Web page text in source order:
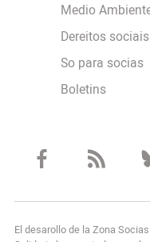
Medio
Dereitos sociais
So para socias
Boletins
El desarollo de la Zona